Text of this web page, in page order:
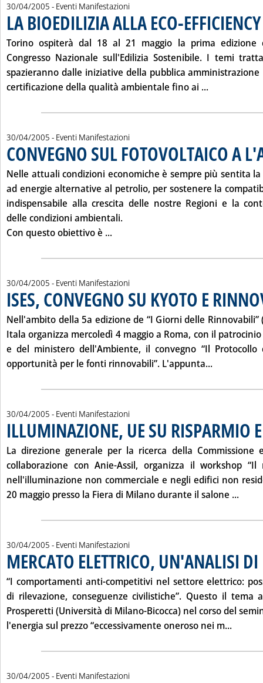
30/04/2005 - Eventi Manifestazioni
LA BIOEDILIZIA ALLA ECO-
Torino ospiterà dal 18 al 21 maggio la prima edizione
Congresso Nazionale sull'Edilizia Sostenibile. I temi
spazieranno dalle iniziative della pubblica
certificazione della qualità ambientale fino ai ...Leggi tutta la
30/04/2005 - Eventi Manifestazioni
CONVEGNO SUL FOTOVOLTAICO A
Nelle attuali condizioni economiche è sempre più sentita
ad energie alternative al petrolio, per sostenere la
indispensabile alla crescita delle nostre Regioni e la
delle condizioni ambientali.
Con questo obiettivo è ...Leggi tutta la notizia: 'CONVEGNO
30/04/2005 - Eventi Manifestazioni
ISES, CONVEGNO SU KYOTO E
Nell'ambito della 5a edizione de “I Giorni delle
Itala organizza mercoledì 4 maggioa Roma, con il
e del ministero dell'Ambiente, il convegno “Il
opportunità per le fonti rinnovabili”. L'appunta...Leggi tutta
30/04/2005 - Eventi Manifestazioni
ILLUMINAZIONE, UE SU RISPARMIO
La direzione generale per la ricerca della Commissione
collaborazione con Anie-Assil, organizza il workshop “Il
nell'illuminazione non commerciale e negli edifici non
20 maggio presso la Fiera di Milano durante il salone ...Leggi
30/04/2005 - Eventi Manifestazioni
MERCATO ELETTRICO, UN'ANALISI DI
“I comportamenti anti-competitivi nel settore elettrico:
di rilevazione, conseguenze civilistiche”. Questo il tema
Prosperetti (Università di Milano-Bicocca) nel corso del
l'energia sul prezzo “eccessivamente oneroso nei m...Leggi
30/04/2005 - Eventi Manifestazioni